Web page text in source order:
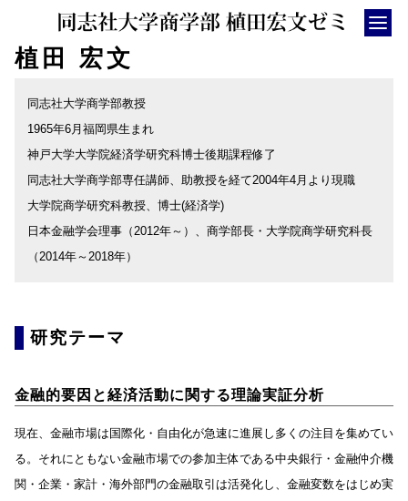
メンバー
活動
リンク
植田 宏文
同志社大学商学部教授
1965年6月福岡県生まれ
神戸大学大学院経済学研究科博士後期課程修了
同志社大学商学部専任講師、助教授を経て2004年4月より現職
大学院商学研究科教授、博士(経済学)
日本金融学会理事（2012年～）、商学部長・大学院商学研究科長
（2014年～2018年）
研究テーマ
金融的要因と経済活動に関する理論実証分析
現在、金融市場は国際化・自由化が急速に進展し多くの注目を集めてい
る。それにともない金融市場での参加主体である中央銀行・金融仲介機
関・企業・家計・海外部門の金融取引は活発化し、金融変数をはじめ実